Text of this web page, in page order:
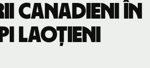
canadieni în
laoțieni